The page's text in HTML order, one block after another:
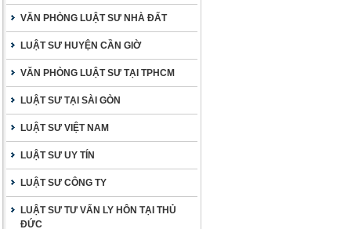
VĂN PHÒNG LUẬT SƯ NHÀ ĐẤT
LUẬT SƯ HUYỆN CẦN GIỜ
VĂN PHÒNG LUẬT SƯ TẠI TPHCM
LUẬT SƯ TẠI SÀI GÒN
LUẬT SƯ VIỆT NAM
LUẬT SƯ UY TÍN
LUẬT SƯ CÔNG TY
LUẬT SƯ TƯ VẤN LY HÔN TẠI THỦ
ĐỨC